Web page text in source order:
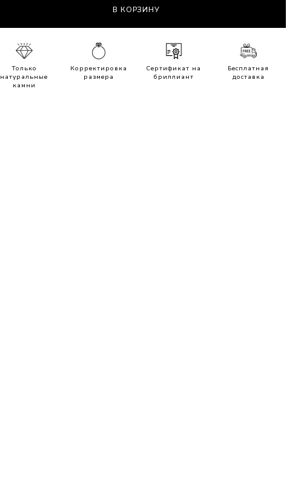
В КОРЗИНУ
Только
натуральные
камни
Корректировка
размера
Сертификат на
бриллиант
Бесплатная
доставка